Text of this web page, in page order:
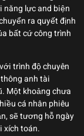
năng lực and biện
ra quyết định
bất cứ công trình
trình độ chuyên
anh tài
Một khoảng chưa
cá nhân phiêu
sẽ tương hỗ ngày
xích toán.